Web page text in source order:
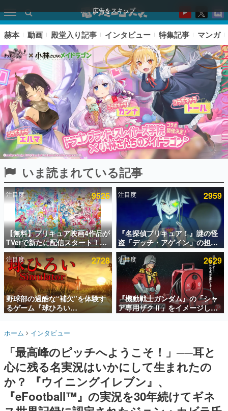
広告をスキップ
ピックアップ
電ファミのいま読まれている記事ランキング
アプリセール情報
インタビュー
連載・特集一覧
殿堂入り記事
SNS拡散数が数千以上！ ページビュー数万以上！ などな
ど。多くの人々に読まれた、電ファミ渾身の“殿堂入り”記
事をまとめました。
名作ゲームクリエイターの方々に製作時のエピソードをお
きます。
赫本
この物語を解いてはいけない。『赫本』は、〈試験問題〉
の形をした短編ホラー小説集です。
新世代に訊く
赫本 動画 殿堂入り記事 インタビュー 特集記事 マンガ
いま読まれている記事
注目度 9526
【無料】プリキュア映画4作品が
TVerで新たに配信スタート！な
んと2018年～2024年の映画ほぼ
すべてが見放題に、ぶっちゃけ
ありえないラインナップ
注目度 2959
『名探偵プリキュア！』謎の怪
盗「デッチ・アゲイン」の担当
キャストは天﨑滉平さんと判
明。『Re:ゼロから始める異世
界生活』オットー役、『ヒプノ
シスマイク』山田三郎役など
注目度 2728
野球部の過酷な“補欠”を体験す
るゲーム『球ひろい
Simulator』が「1件」のウィッ
対応しSNSで話題に。『キング
ダム・カム』開発元やチェコの
プロ野球選手から称賛の声
注目度 2629
『機動戦士ガンダム』の「シャ
ア専用ザクⅡ」をイメージした
散水ホースリールが予約開始。
ホーム インタビュー
「最高峰のピッチへようこそ！」──耳と
心に残る名実況はいかにして生まれたの
か？ 『ウイニングイレブン』、
『eFootball™︎』の実況を30年続けてギネ